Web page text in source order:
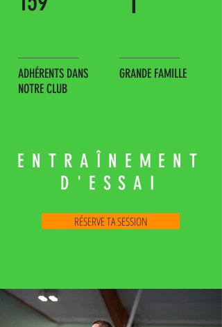
ADHÉRENTS DANS
NOTRE CLUB
GRANDE FAMILLE
ENTRAÎNEMENT
D'ESSAI
RÉSERVE TA SESSION